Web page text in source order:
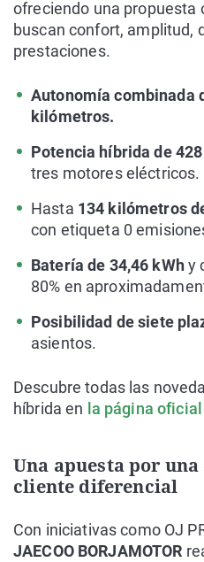
ofreciendo una propuesta
buscan confort, amplitud,
prestaciones.
Autonomía combinada
kilómetros.
Potencia híbrida de
tres motores eléctricos.
Hasta 134 kilómetros
con etiqueta 0
Batería de 34,46 kWhy
80% en
Posibilidad de siete
asientos.
Descubre todas las
híbrida en la página oficial
Una apuesta por
cliente diferencial
Con iniciativas como OJ
JAECOO BORJAMOTOR